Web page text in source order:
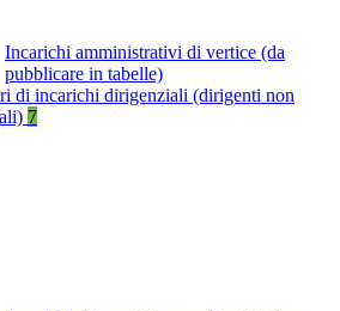
Incarichi amministrativi di vertice (da
pubblicare in tabelle)
di incarichi dirigenziali (dirigenti non
7